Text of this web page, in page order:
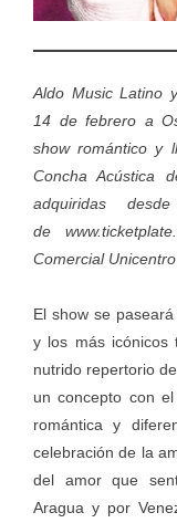
Aldo Music Latino
14 de febrero a
show romántico y
Concha Acústica
adquiridas
de
Comercial
El show se
y los más icónicos
nutrido repertorio
un concepto con
romántica y
celebración de la
del amor que
Aragua y por